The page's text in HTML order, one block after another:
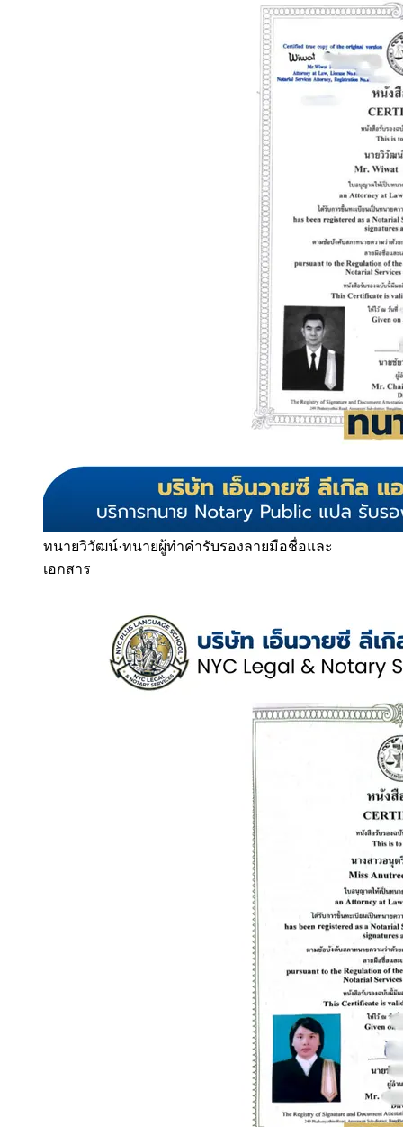
ทนายวิวัฒน์·ทนายผู้ทำคำรับรองลายมือชื่อและ
เอกสาร